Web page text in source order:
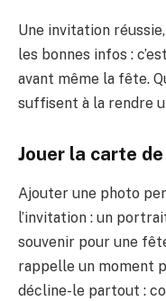
Une invitation
les bonnes infos :
avant même la fête.
suffisent à la rendre
Jouer la carte
Ajouter une photo
l’invitation : un
souvenir pour une
rappelle un moment
décline-le partout :